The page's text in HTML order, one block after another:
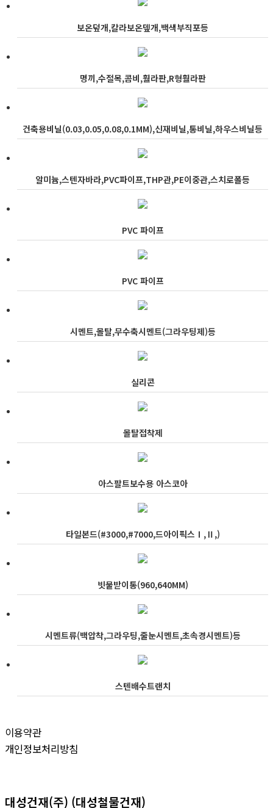
보온덮개,칼라보온뎊개,백색부직포등
명끼,수절목,콤비,훨라판,R형훨라판
건축용비닐(0.03,0.05,0.08,0.1MM),신재비닐,통비닐,하우스비닐등
알미늄,스텐자바라,PVC파이프,THP관,PE이중관,스치로폴등
PVC 파이프
PVC 파이프
시멘트,몰탈,무수축시멘트(그라우팅제)등
실리콘
몰탈접착제
아스팔트보수용 아스코아
타일본드(#3000,#7000,드아이픽스Ⅰ,Ⅱ,)
빗물받이통(960,640MM)
시멘트류(백압착,그라우팅,줄눈시멘트,초속경시멘트)등
스텐배수트랜치
이용약관
개인정보처리방침
대성건재(주) (대성철물건재)